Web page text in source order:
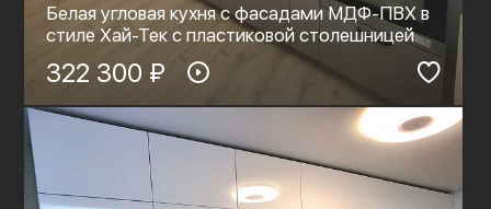
Белая угловая кухня с фасадами МДФ-ПВХ в
стиле Хай-Тек с пластиковой столешницей
322 300 ₽